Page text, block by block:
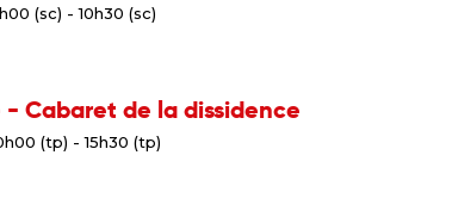
(sc) - 10h30 (sc)
Cabaret de la dissidence
(tp) - 15h30 (tp)